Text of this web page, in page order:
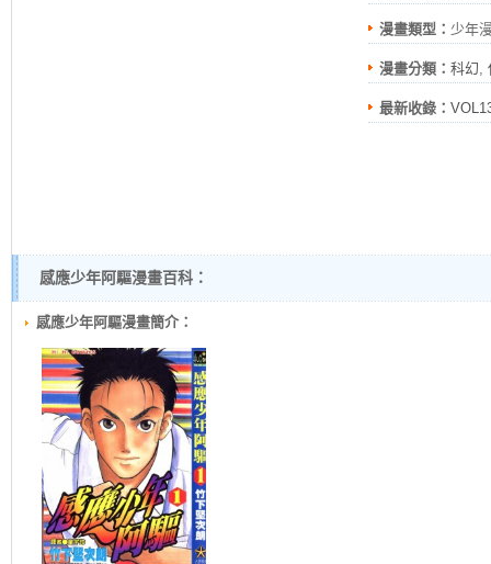
漫畫類型： 少年
漫畫分類： 科幻,
最新收錄：
感應少年阿驅漫畫百科：
感應少年阿驅漫畫簡介：